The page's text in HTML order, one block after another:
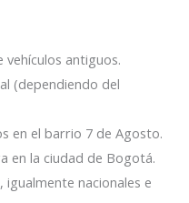
antiguos.
(dependiendo del
en el barrio 7 de Agosto.
en la ciudad de Bogotá.
igualmente nacionales e